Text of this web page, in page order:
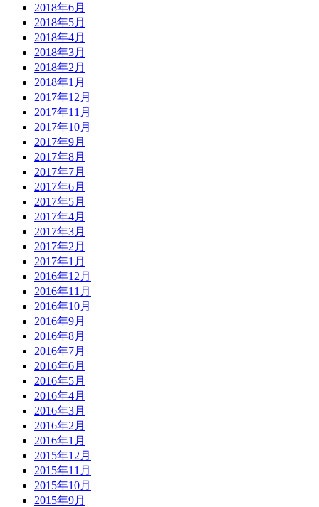
2018年6月
2018年5月
2018年4月
2018年3月
2018年2月
2018年1月
2017年12月
2017年11月
2017年10月
2017年9月
2017年8月
2017年7月
2017年6月
2017年5月
2017年4月
2017年3月
2017年2月
2017年1月
2016年12月
2016年11月
2016年10月
2016年9月
2016年8月
2016年7月
2016年6月
2016年5月
2016年4月
2016年3月
2016年2月
2016年1月
2015年12月
2015年11月
2015年10月
2015年9月